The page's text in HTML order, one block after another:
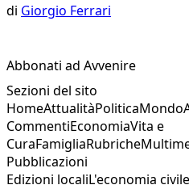
di Giorgio Ferrari
Abbonati ad Avvenire
Sezioni del sito
HomeAttualitàPoliticaMondo
CommentiEconomiaVita e
CuraFamigliaRubriche
Pubblicazioni
Edizioni localiL'economia civile